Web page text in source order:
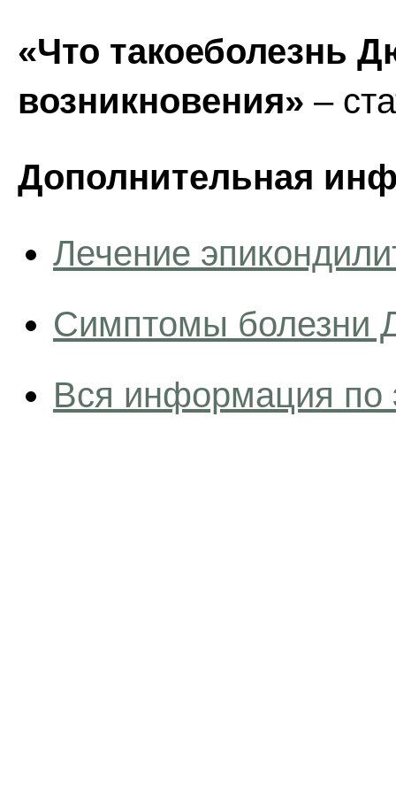
«Что такоеболезнь
возникновения» –
Дополнительная
Лечение
Симптомы болезни
Вся информация по